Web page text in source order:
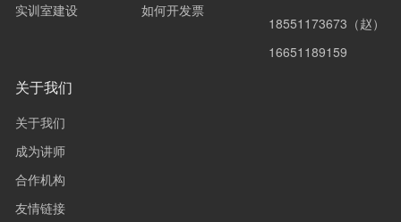
实训室建设
如何开发票
18551173673（赵）
16651189159
关于我们
关于我们
成为讲师
合作机构
友情链接